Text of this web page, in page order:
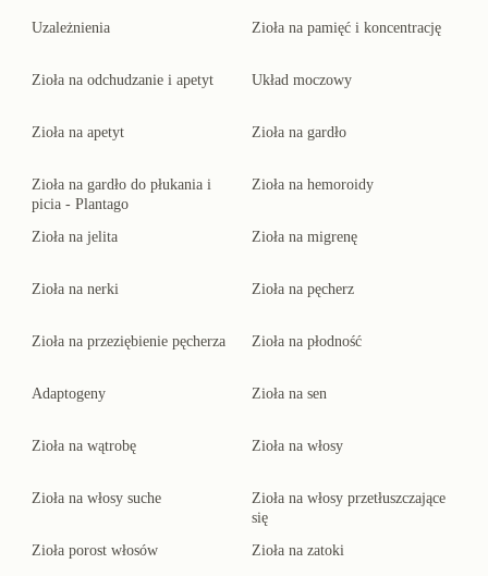
Uzależnienia Zioła na pamięć i koncentrację
Zioła na odchudzanie i apetyt Układ moczowy
Zioła na apetyt Zioła na gardło
Zioła na gardło do płukania i
picia - Plantago
Zioła na hemoroidy
Zioła na jelita Zioła na migrenę
Zioła na nerki Zioła na pęcherz
Zioła na przeziębienie pęcherza Zioła na płodność
Adaptogeny Zioła na sen
Zioła na wątrobę Zioła na włosy
Zioła na włosy suche
Zioła na włosy przetłuszczające
się
Zioła porost włosów
Zioła na zatoki